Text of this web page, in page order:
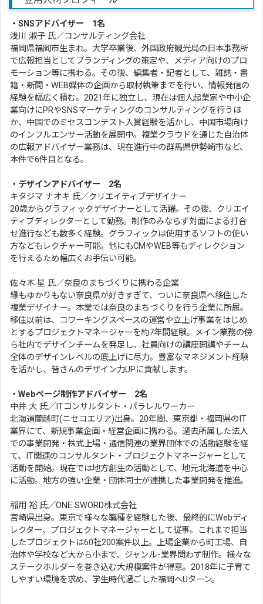
・SNSアドバイザー 1名
浅川 淑子 氏／コンサルティング会社
福岡県福岡市生まれ。大学卒業後、外国政府観光局の日本事務所
で広報担当としてブランディングの策定や、メディア向けのプロ
モーション等に携わる。その後、編集者・記者として、雑誌・書
籍・新聞・WEB媒体の企画から取材執筆までを行い、情報発信の
経験を幅広く積む。2021年に独立し、現在は個人起業家や中小企
業向けにPRやSNSマーケティングのコンサルティングを行うほ
か、中国でのミセスコンテスト入賞経験を活かし、中国市場向け
のインフルエンサー活動を展開中。複業クラウドを通じた自治体
の広報アドバイザー業務は、現在進行中の群馬県伊勢崎市など、
本件で6件目となる。
・デザインアドバイザー 2名
キタジマ ナオキ 氏／クリエイティブデザイナー
20歳からグラフィックデザイナーとして活躍。その後、クリエイ
ティブディレクターとして勤務。制作のみならず対面による打合
せ進行なども数多く経験。グラフィックは使用するソフトの使い
方などもレクチャー可能。他にもCMやWEB等もディレクション
を行えるため幅広くお手伝い可能。
佐々木 星 氏／奈良のまちづくりに携わる企業
縁もゆかりもない奈良県が好きすぎて、ついに奈良県へ移住した
複業デザイナー。本業では奈良のまちづくりを行う企業に所属。
移住以前は、コワーキングスペースの運営や立上げ事業をはじめ
とするプロジェクトマネージャーを約7年間経験。メイン業務の傍
ら社内でデザインチームを発足し、社員向けの講座開講やチーム
全体のデザインレベルの底上げに尽力。豊富なマネジメント経験
を活かし、皆さんのデザイン力UPに貢献します。
・Webページ制作アドバイザー 2名
中井 大 氏／ITコンサルタント・パラレルワーカー
北海道蘭越町(ニセコエリア)出身。20年間、東京都・福岡県のIT
業界にて、新規事業企画・経営企画に携わる。過去所属した法人
での事業開発・株式上場・通信関連の業界団体での活動経験を経
て、IT関連のコンサルタント・プロジェクトマネージャーとして
活動を開始。現在では地方創生の活動として、地元北海道を中心
に活動。地方の強い企業・団体同士が連携した事業開発を推進。
稲用 裕 氏／ONE SWORD株式会社
宮崎県出身。東京で様々な職種を経験した後、最終的にWebディ
レクター、プロジェクトマネージャーとして従事。これまで担当
したプロジェクトは60社200案件以上。上場企業から町工場、自
治体や学校など大から小まで、ジャンル･業界問わず制作。様々な
ステークホルダーを巻き込む大規模案件が得意。2018年に子育て
しやすい環境を求め、学生時代過ごした福岡へUターン。